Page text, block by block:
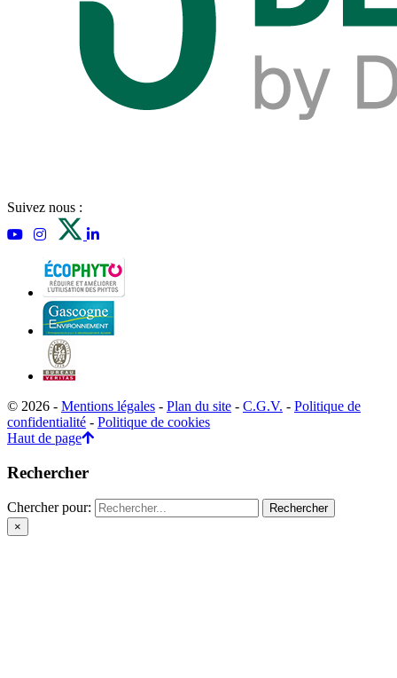
Suivez nous :
© 2026 - Mentions légales - Plan du site - C.G.V. - Politique de
confidentialité - Politique de cookies
Haut de page
Rechercher
Chercher pour:
×